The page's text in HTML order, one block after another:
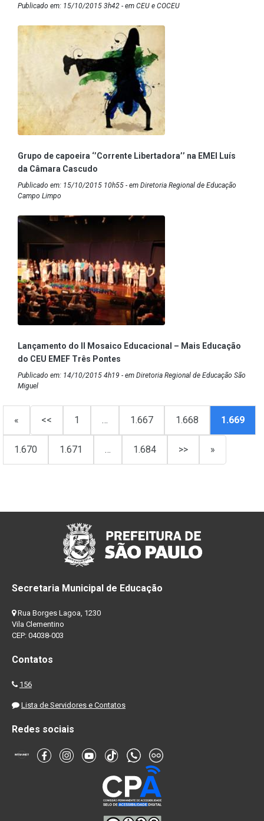
Publicado em: 15/10/2015 3h42 - em CEU e COCEU
Grupo de capoeira ‘’Corrente Libertadora’’ na EMEI Luís
da Câmara Cascudo
Publicado em: 15/10/2015 10h55 - em Diretoria Regional de Educação
Campo Limpo
Lançamento do II Mosaico Educacional – Mais Educação
do CEU EMEF Três Pontes
Publicado em: 14/10/2015 4h19 - em Diretoria Regional de Educação São
Miguel
« << 1 … 1.667 1.668 1.669
1.670 1.671 … 1.684 >> »
Secretaria Municipal de Educação
Rua Borges Lagoa, 1230
Vila Clementino
CEP: 04038-003
Contatos
156
Lista de Servidores e Contatos
Redes sociais